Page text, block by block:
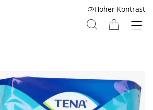
Hoher Kontrast